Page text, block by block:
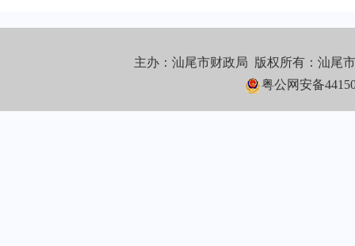
主办：汕尾市财政局 版权所有：汕尾
粤公网安备